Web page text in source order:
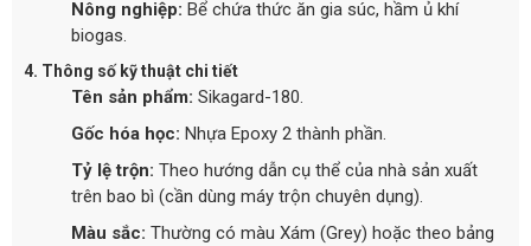
Nông nghiệp: Bể chứa thức ăn gia súc, hầm ủ khí
biogas.
4. Thông số kỹ thuật chi tiết
Tên sản phẩm: Sikagard-180.
Gốc hóa học: Nhựa Epoxy 2 thành phần.
Tỷ lệ trộn: Theo hướng dẫn cụ thể của nhà sản xuất
trên bao bì (cần dùng máy trộn chuyên dụng).
Màu sắc: Thường có màu Xám (Grey) hoặc theo bảng